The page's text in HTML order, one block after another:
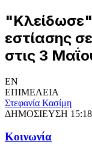
εστίασης
στις 3
EN
ΕΠΙΜΕΛΕΙΑ
Στεφανία Κασίμη
ΔΗΜΟΣΙΕΥΣΗ
Κοινωνία